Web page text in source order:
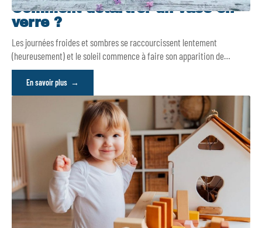
Comment détartrer un vase en
verre ?
Les journées froides et sombres se raccourcissent lentement
(heureusement) et le soleil commence à faire son apparition de…
En savoir plus